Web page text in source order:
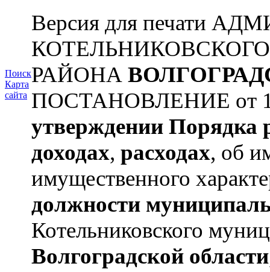
Поиск
Карта
сайта
Версия для печати
РАЙОНА
ПОСТАНОВЛЕНИЕ от
утверждении Порядка
доходах, расходах, об
имущественного
должности
Котельниковского
Волгоградской области